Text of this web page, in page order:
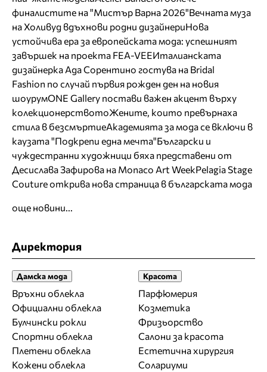
финалистите на "Мистър Варна 2026"Вечната муза
на Холивуд вдъхнови родни дизайнериНова
устойчива ера за европейската мода: успешният
завършек на проекта FEA-VEEИталианската
дизайнерка Ада Сорентино гостува на Bridal
Fashion по случай първия рожден ден на новия
шоурумONE Gallery постави важен акцент върху
колекционерствотоЖените, които превърнаха
стила в безсмъртиеАкадемията за мода се включи в
каузата "Подкрепи една мечта"Български и
чуждестранни художници бяха представени от
Десислава Зафирова на Monaco Art WeekPelagia Stage
Couture открива нова страница в българската мода
още новини...
Директория
Дамска мода
Връхни облекла
Официални облекла
Булчински рокли
Спортни облекла
Плетени облекла
Кожени облекла
Красота
Парфюмерия
Козметика
Фризьорство
Салони за красота
Естетична хирургия
Солариуми